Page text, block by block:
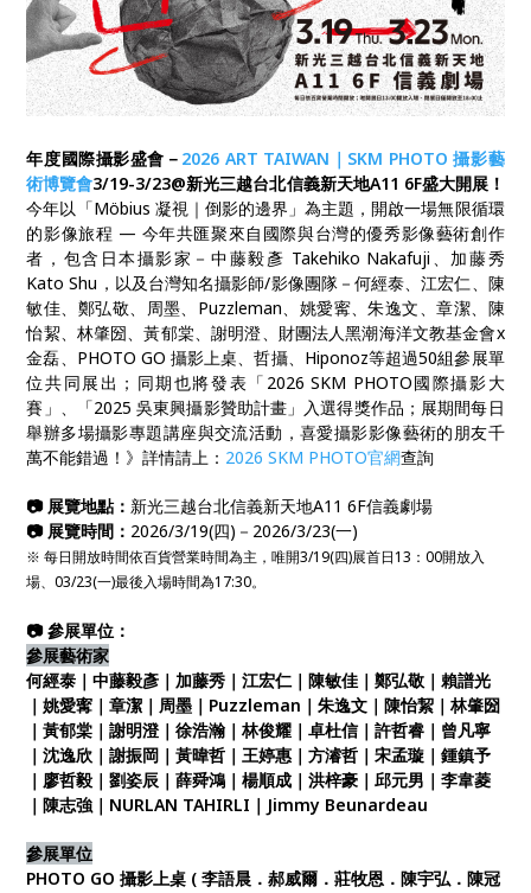
年度國際攝影盛會－ 2026 ART TAIWAN｜SKM PHOTO 攝影藝
術博覽會3/19-3/23@新光三越台北信義新天地A11 6F盛大開展！
今年以「Möbius 凝視｜倒影的邊界」為主題，開啟一場無限循環
的影像旅程 — 今年共匯聚來自國際與台灣的優秀影像藝術創作
者，包含日本攝影家－中藤毅彥 Takehiko Nakafuji、加藤秀
Kato Shu，以及台灣知名攝影師/影像團隊－何經泰、江宏仁、陳
敏佳、鄭弘敬、周墨、Puzzleman、姚愛寗、朱逸文、章潔、陳
怡絜、林肇圀、黃郁棠、謝明澄、財團法人黑潮海洋文教基金會x
金磊、PHOTO GO 攝影上桌、哲攝、Hiponoz等超過50組參展單
位共同展出；同期也將發表「2026 SKM PHOTO國際攝影大
賽」、「2025 吳東興攝影贊助計畫」入選得獎作品；展期間每日
舉辦多場攝影專題講座與交流活動，喜愛攝影影像藝術的朋友千
萬不能錯過！》詳情請上： 2026 SKM PHOTO官網查詢
📷 展覽地點： 新光三越台北信義新天地A11 6F信義劇場
📷 展覽時間： 2026/3/19(四)－2026/3/23(一)
※ 每日開放時間依百貨營業時間為主，唯開3/19(四)展首日13：00開放入
場、03/23(一)最後入場時間為17:30。
📷 參展單位：
參展藝術家
何經泰｜中藤毅彥｜加藤秀｜江宏仁｜陳敏佳｜鄭弘敬｜賴譜光
｜姚愛寗｜章潔｜周墨｜Puzzleman｜朱逸文｜陳怡絜｜林肇圀
｜黃郁棠｜謝明澄｜徐浩瀚｜林俊耀｜卓杜信｜許哲睿｜曾凡寧
｜沈逸欣｜謝振岡｜黃暐哲｜王婷惠｜方濬哲｜宋孟璇｜鍾鎮予
｜廖哲毅｜劉姿辰｜薛舜鴻｜楊順成｜洪梓豪｜邱元男｜李韋菱
｜陳志強｜NURLAN TAHIRLI｜Jimmy Beunardeau
參展單位
PHOTO GO 攝影上桌 ( 李語晨．郝威爾．莊牧恩．陳宇弘．陳冠